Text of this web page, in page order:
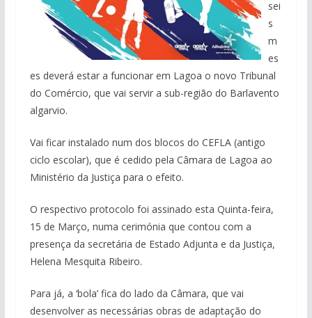
sei
s
m
es
es deverá estar a funcionar em Lagoa o novo Tribunal
do Comércio, que vai servir a sub-região do Barlavento
algarvio.
Vai ficar instalado num dos blocos do CEFLA (antigo
ciclo escolar), que é cedido pela Câmara de Lagoa ao
Ministério da Justiça para o efeito.
O respectivo protocolo foi assinado esta Quinta-feira,
15 de Março, numa cerimónia que contou com a
presença da secretária de Estado Adjunta e da Justiça,
Helena Mesquita Ribeiro.
Para já, a ‘bola’ fica do lado da Câmara, que vai
desenvolver as necessárias obras de adaptação do